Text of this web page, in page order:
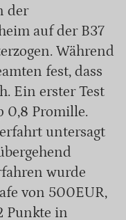
der
auf der B37
Während
fest, dass
Ein erster Test
0,8 Promille.
untersagt
wurde
von 500EUR,
Punkte in